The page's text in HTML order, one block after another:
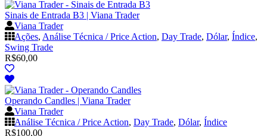
Sinais de Entrada B3 | Viana Trader
Viana Trader
Ações, Análise Técnica / Price Action, Day Trade, Dólar, Índice,
Swing Trade
R$60,00
Operando Candles | Viana Trader
Viana Trader
Análise Técnica / Price Action, Day Trade, Dólar, Índice
R$100,00